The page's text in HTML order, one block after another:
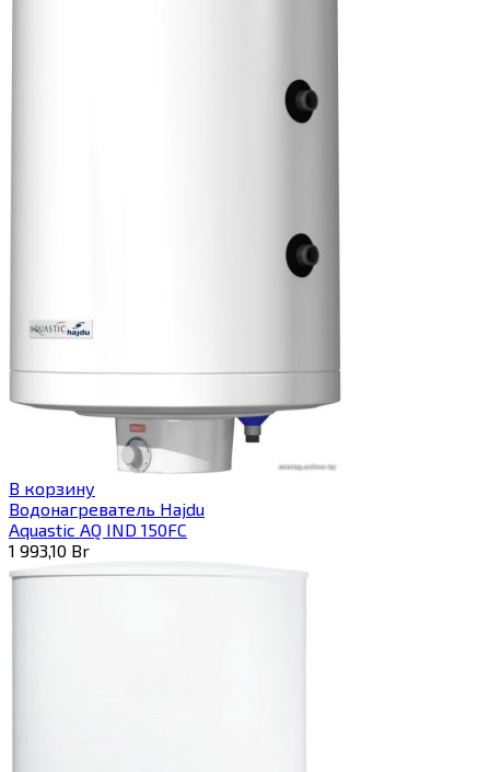
В корзину
Водонагреватель Hajdu
Aquastic AQ IND 150FC
1 993,10 Br